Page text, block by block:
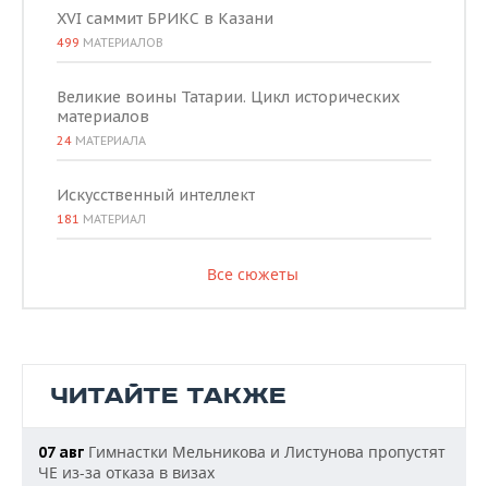
XVI саммит БРИКС в Казани
499 МАТЕРИАЛОВ
Великие воины Татарии. Цикл исторических
материалов
24 МАТЕРИАЛА
Искусственный интеллект
181 МАТЕРИАЛ
Все сюжеты
ЧИТАЙТЕ ТАКЖЕ
07 авг Гимнастки Мельникова и Листунова пропустят
ЧЕ из-за отказа в визах